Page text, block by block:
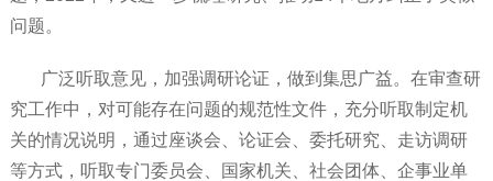
问题。
广泛听取意见，加强调研论证，做到集思广益。在审查研
究工作中，对可能存在问题的规范性文件，充分听取制定机
关的情况说明，通过座谈会、论证会、委托研究、走访调研
等方式，听取专门委员会、国家机关、社会团体、企事业单